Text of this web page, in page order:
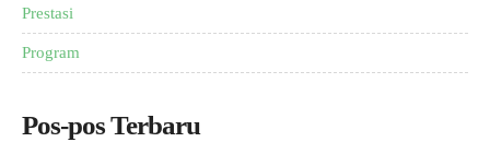
Prestasi
Program
Pos-pos Terbaru